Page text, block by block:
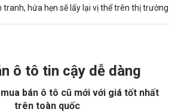
tranh, hứa hẹn sẽ lấy lại vị thể trên thị trường
ô tô tin cậy dễ dàng
bán ô tô cũ mới với giá tốt nhất
trên toàn quốc